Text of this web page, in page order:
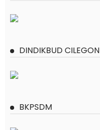
DINDIKBUD CILEGON
BKPSDM